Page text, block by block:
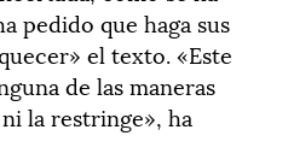
pedido que haga sus
el texto. «Este
de las maneras
la restringe», ha